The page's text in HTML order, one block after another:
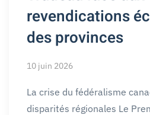
revendications
des provinces
10 juin 2026
La crise du fédéralisme
disparités régionales Le